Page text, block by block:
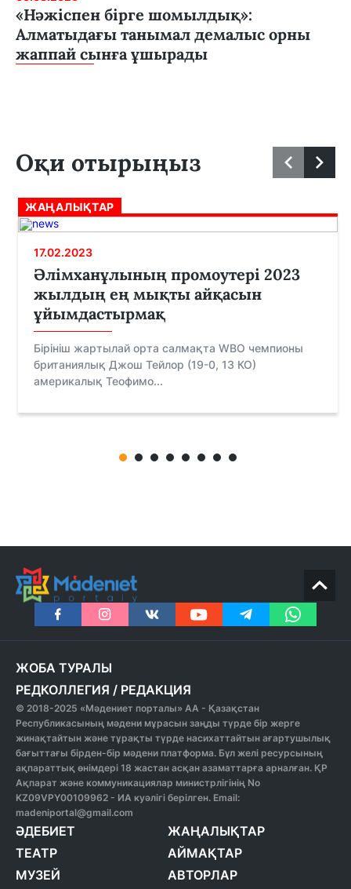
«Нәжіспен бірге шомылдық»:
Алматыдағы танымал демалыс орны
жаппай сынға ұшырады
Оқи отырыңыз
ЖАҢАЛЫҚТАР
17.02.2023
Әлімханұлының промоутері 2023
жылдың ең мықты айқасын
ұйымдастырмақ
Бірініш жартылай орта салмақта WBO чемпионы
британиялық Джош Тейлор (19-0, 13 КО)
америкалық Теофимо...
ЖОБА ТУРАЛЫ
РЕДКОЛЛЕГИЯ / РЕДАКЦИЯ
© 2018-2025 «Мәдениет порталы» АА - Қазақстан
Республикасының мәдени мұрасын заңды түрде бір жерге
жинақтайтын және тұрақты түрде насихаттайтын ағартушылық
бағыттағы бірден-бір мәдени платформа. Бұл желі ресурсының
ақпараттық өнімдері 18 жастан асқан азаматтарға арналған. ҚР
Ақпарат және коммуникациялар министрлігінің No
KZ09VPY00109962 - ИА куәлігі берілген. Email:
madeniportal@gmail.com
ӘДЕБИЕТ
ТЕАТР
МУЗЕЙ
ЖАҢАЛЫҚТАР
АЙМАҚТАР
АВТОРЛАР